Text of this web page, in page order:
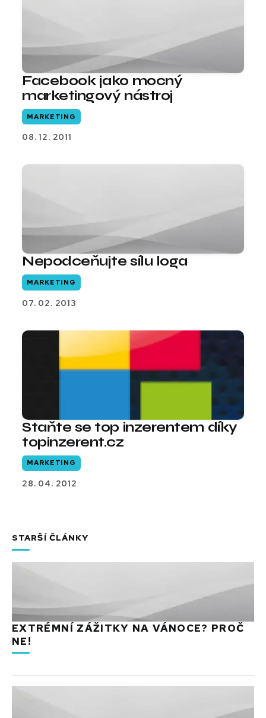
Facebook jako mocný
marketingový nástroj
MARKETING
08. 12. 2011
Nepodceňujte sílu loga
MARKETING
07. 02. 2013
Staňte se top inzerentem díky
topinzerent.cz
MARKETING
28. 04. 2012
STARŠÍ ČLÁNKY
EXTRÉMNÍ ZÁŽITKY NA VÁNOCE? PROČ
NE!